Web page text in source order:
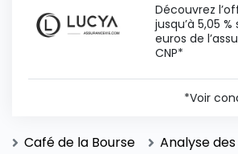
Découvrez
jusqu’à 5,05
euros de
CNP*
*Voir
Café de la Bourse
Analyse